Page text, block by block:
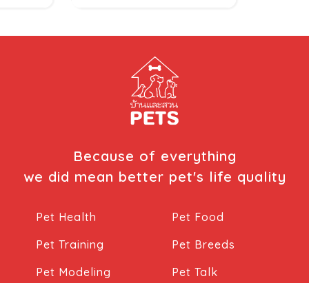
Because of everything
we did mean better pet's life quality
Pet Health
Pet Food
Pet Training
Pet Breeds
Pet Modeling
Pet Talk